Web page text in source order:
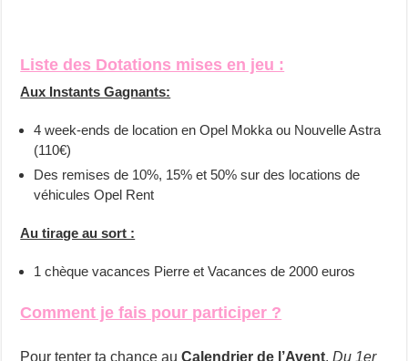
Liste des Dotations mises en jeu :
Aux Instants Gagnants:
4 week-ends de location en Opel Mokka ou Nouvelle Astra
(110€)
Des remises de 10%, 15% et 50% sur des locations de
véhicules Opel Rent
Au tirage au sort :
1 chèque vacances Pierre et Vacances de 2000 euros
Comment je fais pour participer ?
Pour tenter ta chance auCalendrier de l’Avent,Du 1er